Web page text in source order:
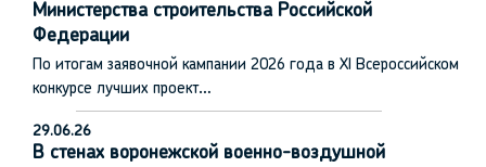
Министерства строительства Российской
Федерации
По итогам заявочной кампании 2026 года в XI Всероссийском
конкурсе лучших проект…
29.06.26
В стенах воронежской военно-воздушной